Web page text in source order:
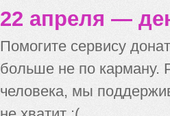
22 апреля —
Помогите сервису
больше не по карману.
человека, мы